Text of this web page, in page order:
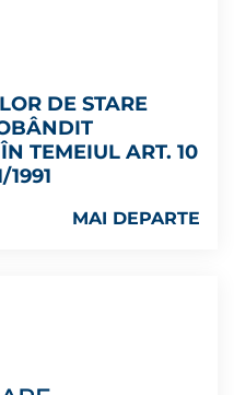
DE STARE
TEMEIUL ART. 10
1991
MAI DEPARTE